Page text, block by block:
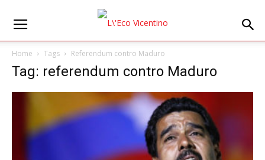
Home Tags Referendum contro Maduro
Tag: referendum contro Maduro